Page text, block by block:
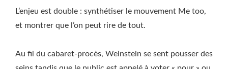
L’enjeu est double : synthétiser le mouvement Me too,
et montrer que l’on peut rire de tout.
Au fil du cabaret-procès, Weinstein se sent pousser des